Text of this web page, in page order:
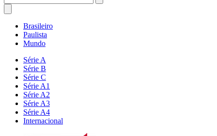
Brasileiro
Paulista
Mundo
Série A
Série B
Série C
Série A1
Série A2
Série A3
Série A4
Internacional